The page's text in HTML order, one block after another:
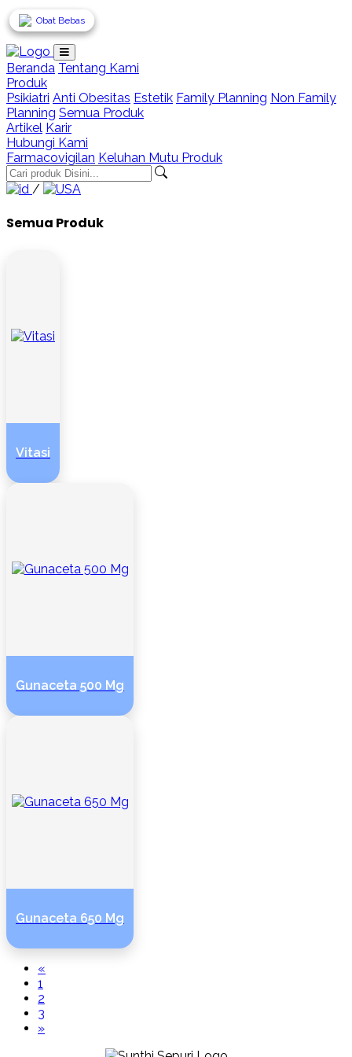
Loading...
Beranda Tentang Kami
Produk
Psikiatri Anti Obesitas Estetik Family Planning Non Family
Planning Semua Produk
Artikel Karir
Hubungi Kami
Farmacovigilan Keluhan Mutu Produk
/
Semua Produk
Obat Bebas
Vitasi
Obat Bebas
Gunaceta 500 Mg
Obat Bebas
Gunaceta 650 Mg
«
1
2
3
»